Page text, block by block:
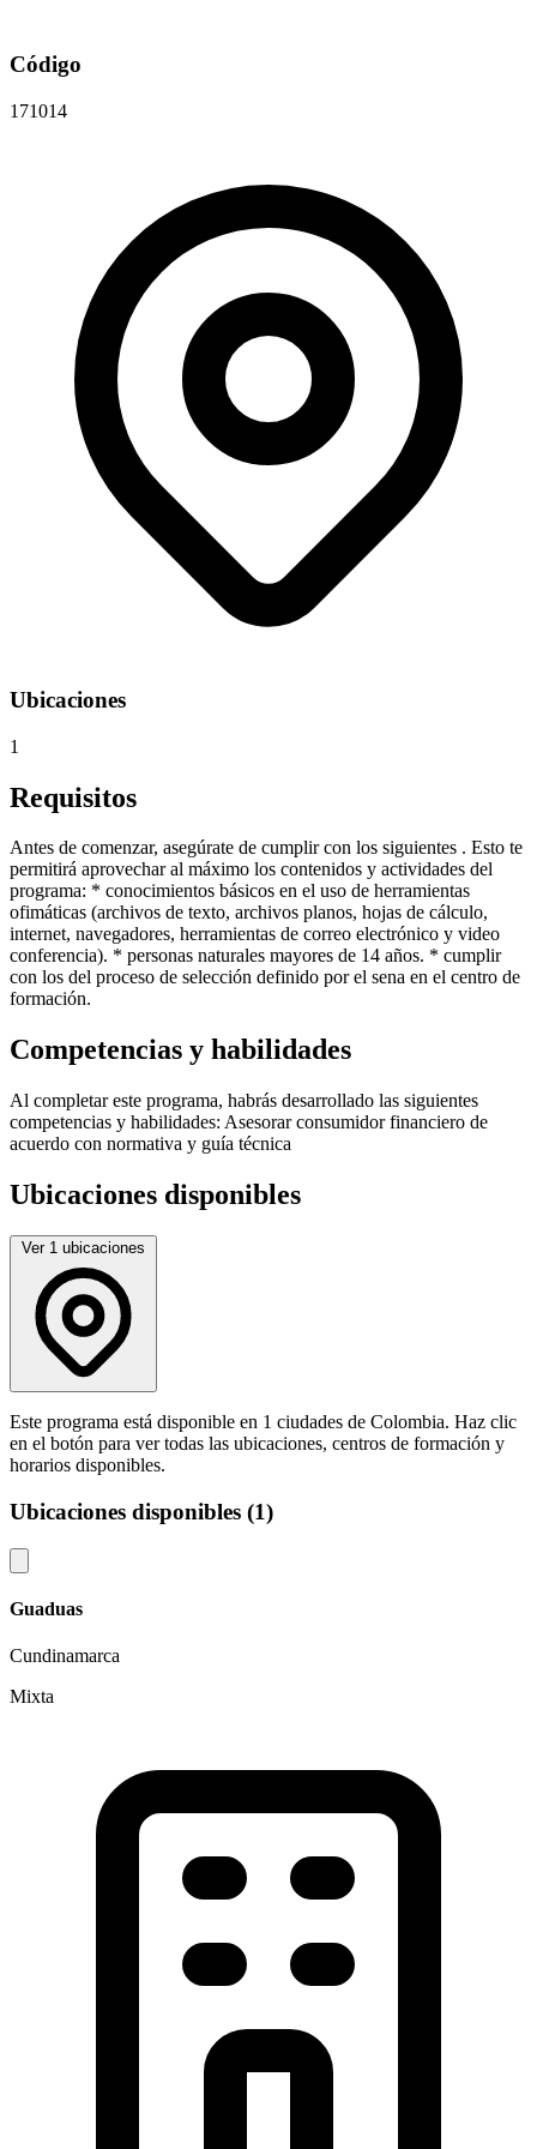
Código
171014
Ubicaciones
1
Requisitos
Antes de comenzar, asegúrate de cumplir con los siguientes . Esto te
permitirá aprovechar al máximo los contenidos y actividades del
programa: * conocimientos básicos en el uso de herramientas
ofimáticas (archivos de texto, archivos planos, hojas de cálculo,
internet, navegadores, herramientas de correo electrónico y video
conferencia). * personas naturales mayores de 14 años. * cumplir
con los del proceso de selección definido por el sena en el centro de
formación.
Competencias y habilidades
Al completar este programa, habrás desarrollado las siguientes
competencias y habilidades: Asesorar consumidor financiero de
acuerdo con normativa y guía técnica
Ubicaciones disponibles
Este programa está disponible en 1 ciudades de Colombia. Haz clic
en el botón para ver todas las ubicaciones, centros de formación y
horarios disponibles.
Ubicaciones disponibles (1)
Guaduas
Cundinamarca
Mixta